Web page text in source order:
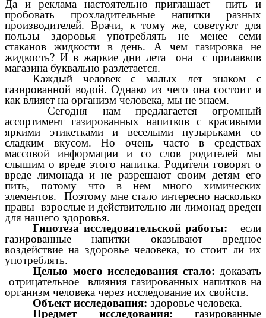
Да и реклама настоятельно приглашает пить и
пробовать прохладительные напитки разных
производителей. Врачи, к тому же, советуют для
пользы здоровья употреблять не менее семи
стаканов жидкости в день. А чем газировка не
жидкость? И в жаркие дни лета она с прилавков
магазина буквально разлетается.
Каждый человек с малых лет знаком с
газированной водой. Однако из чего она состоит и
как влияет на организм человека, мы не знаем.
Сегодня нам предлагается огромный
ассортимент газированных напитков с красивыми
яркими этикетками и веселыми пузырьками со
сладким вкусом. Но очень часто в средствах
массовой информации и со слов родителей мы
слышим о вреде этого напитка. Родители говорят о
вреде лимонада и не разрешают своим детям его
пить, потому что в нем много химических
элементов. Поэтому мне стало интересно насколько
правы взрослые и действительно ли лимонад вреден
для нашего здоровья.
Гипотеза исследовательской работы: если
газированные напитки оказывают вредное
воздействие на здоровье человека, то стоит ли их
употреблять.
Целью моего исследования стало: доказать
отрицательное влияния газированных напитков на
организм человека через исследование их свойств.
Объект исследования: здоровье человека.
Предмет исследования: газированные